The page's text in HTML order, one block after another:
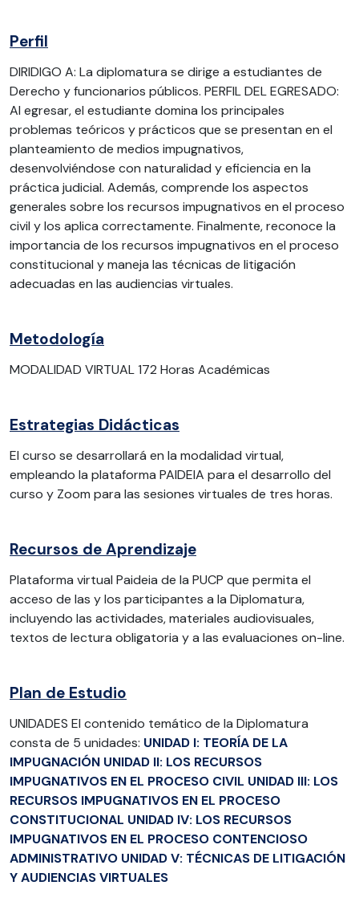
Perfil
DIRIDIGO A: La diplomatura se dirige a estudiantes de
Derecho y funcionarios públicos. PERFIL DEL EGRESADO:
Al egresar, el estudiante domina los principales
problemas teóricos y prácticos que se presentan en el
planteamiento de medios impugnativos,
desenvolviéndose con naturalidad y eficiencia en la
práctica judicial. Además, comprende los aspectos
generales sobre los recursos impugnativos en el proceso
civil y los aplica correctamente. Finalmente, reconoce la
importancia de los recursos impugnativos en el proceso
constitucional y maneja las técnicas de litigación
adecuadas en las audiencias virtuales.
Metodología
MODALIDAD VIRTUAL 172 Horas Académicas
Estrategias Didácticas
El curso se desarrollará en la modalidad virtual,
empleando la plataforma PAIDEIA para el desarrollo del
curso y Zoom para las sesiones virtuales de tres horas.
Recursos de Aprendizaje
Plataforma virtual Paideia de la PUCP que permita el
acceso de las y los participantes a la Diplomatura,
incluyendo las actividades, materiales audiovisuales,
textos de lectura obligatoria y a las evaluaciones on-line.
Plan de Estudio
UNIDADES El contenido temático de la Diplomatura
consta de 5 unidades: UNIDAD I: TEORÍA DE LA
IMPUGNACIÓN UNIDAD II: LOS RECURSOS
IMPUGNATIVOS EN EL PROCESO CIVIL UNIDAD III: LOS
RECURSOS IMPUGNATIVOS EN EL PROCESO
CONSTITUCIONAL UNIDAD IV: LOS RECURSOS
IMPUGNATIVOS EN EL PROCESO CONTENCIOSO
ADMINISTRATIVO UNIDAD V: TÉCNICAS DE LITIGACIÓN
Y AUDIENCIAS VIRTUALES